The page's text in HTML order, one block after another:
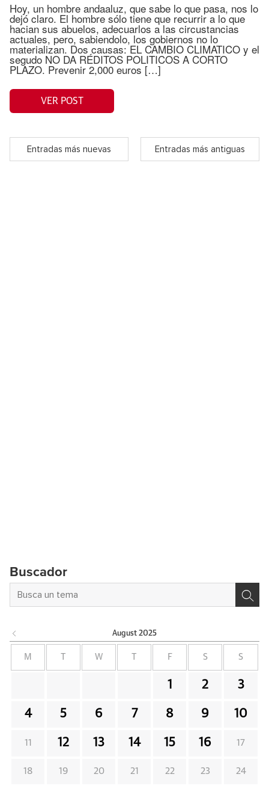
Hoy, un hombre andaaluz, que sabe lo que pasa, nos lo
dejó claro. El hombre sólo tiene que recurrir a lo que
hacian sus abuelos, adecuarlos a las circustancias
actuales, pero, sabiendolo, los gobiernos no lo
materializan. Dos causas: EL CAMBIO CLIMATICO y el
segudo NO DA RÉDITOS POLITICOS A CORTO
PLAZO. Prevenir 2,000 euros […]
VER POST
Entradas más nuevas Entradas más antiguas
Buscador
August 2025
M W F S S
1 2 3
4 5 6 7 8 9 10
11 12 13 14 15 16 17
18 19 20 21 22 23 24